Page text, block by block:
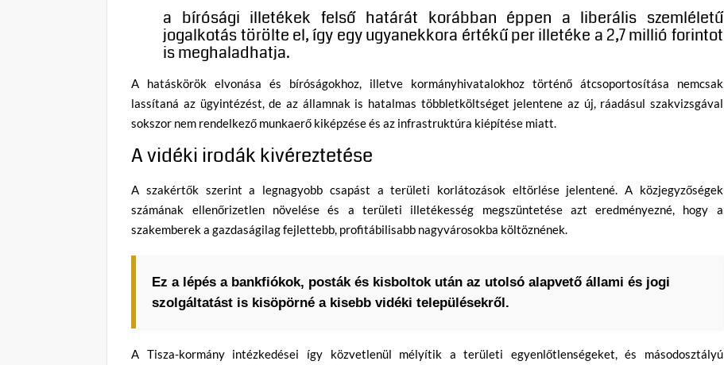
a bírósági illetékek felső határát korábban éppen a liberális szemléletű
jogalkotás törölte el, így egy ugyanekkora értékű per illetéke a 2,7 millió forintot
is meghaladhatja.
A hatáskörök elvonása és bíróságokhoz, illetve kormányhivatalokhoz történő átcsoportosítása nemcsak
lassítaná az ügyintézést, de az államnak is hatalmas többletköltséget jelentene az új, ráadásul szakvizsgával
sokszor nem rendelkező munkaerő kiképzése és az infrastruktúra kiépítése miatt.
A vidéki irodák kivéreztetése
A szakértők szerint a legnagyobb csapást a területi korlátozások eltörlése jelentené. A közjegyzőségek
számának ellenőrizetlen növelése és a területi illetékesség megszüntetése azt eredményezné, hogy a
szakemberek a gazdaságilag fejlettebb, profitábilisabb nagyvárosokba költöznének.
Ez a lépés a bankfiókok, posták és kisboltok után az utolsó alapvető állami és jogi
szolgáltatást is kisöpörné a kisebb vidéki településekről.
A Tisza-kormány intézkedései így közvetlenül mélyítik a területi egyenlőtlenségeket, és másodosztályú